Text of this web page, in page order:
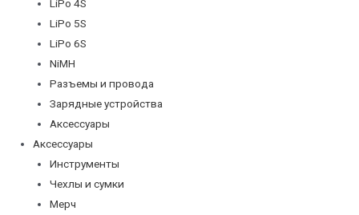
LiPo 4S
LiPo 5S
LiPo 6S
NiMH
Разъемы и провода
Зарядные устройства
Аксессуары
Аксессуары
Инструменты
Чехлы и сумки
Мерч